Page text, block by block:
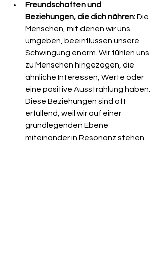
Freundschaften und
Beziehungen, die dich nähren: Die
Menschen, mit denen wir uns
umgeben, beeinflussen unsere
Schwingung enorm. Wir fühlen uns
zu Menschen hingezogen, die
ähnliche Interessen, Werte oder
eine positive Ausstrahlung haben.
Diese Beziehungen sind oft
erfüllend, weil wir auf einer
grundlegenden Ebene
miteinander in Resonanz stehen.